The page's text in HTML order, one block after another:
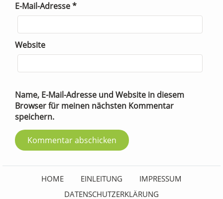
E-Mail-Adresse*
Website
Name, E-Mail-Adresse und Website in diesem
Browser für meinen nächsten Kommentar
speichern.
HOME EINLEITUNG
IMPRESSUM
DATENSCHUTZERKLÄRUNG